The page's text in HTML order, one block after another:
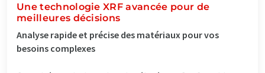
Une technologie XRF avancée pour de
meilleures décisions
Analyse rapide et précise des matériaux pour vos
besoins complexes